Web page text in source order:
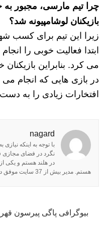
چرا تیم مارسی، مجبور
بازیکنان لوشامپیونه شد؟
زیرا این تیم برای کسب
ابتدا فعالیت خوبی را
می کرد. بنابراین بازیکنان
در بازی هایی که انجام می
افتخارات زیادی را به دست
nagard
با توجه به اینکه
نگرد در فضای مجازی
در هلند هستم و یکی
هستم. مدیر بیش از 37 سایت موفق در زمینه های مختلف نیز می باشم.
بیوگرافی پاگی پیرسون